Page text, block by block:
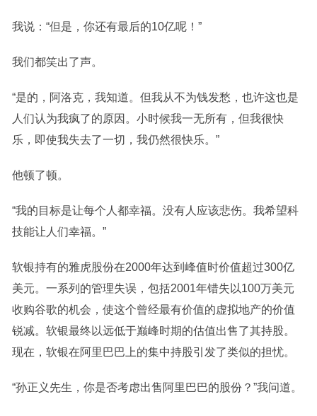
我说：“但是，你还有最后的10亿呢！”
我们都笑出了声。
“是的，阿洛克，我知道。但我从不为钱发愁，也许这也是
人们认为我疯了的原因。小时候我一无所有，但我很快
乐，即使我失去了一切，我仍然很快乐。”
他顿了顿。
“我的目标是让每个人都幸福。没有人应该悲伤。我希望科
技能让人们幸福。”
软银持有的雅虎股份在2000年达到峰值时价值超过300亿
美元。一系列的管理失误，包括2001年错失以100万美元
收购谷歌的机会，使这个曾经最有价值的虚拟地产的价值
锐减。软银最终以远低于巅峰时期的估值出售了其持股。
现在，软银在阿里巴巴上的集中持股引发了类似的担忧。
“孙正义先生，你是否考虑出售阿里巴巴的股份？”我问道。